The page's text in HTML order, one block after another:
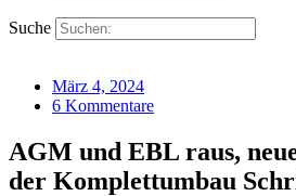
Suche
März 4, 2024
6 Kommentare
AGM und EBL raus,
der Komplettumbau